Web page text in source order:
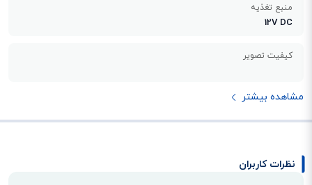
منبع تغذیه
12V DC
کیفیت تصویر
مشاهده بیشتر
نظرات کاربران